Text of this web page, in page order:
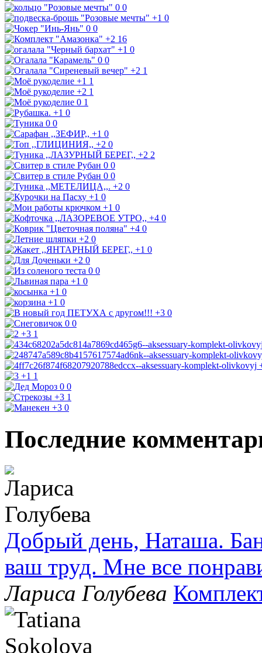
0 0
+1 0
0 0
+2 16
+1 0
0 0
+2 1
+1 1
+2 1
0 1
+1 0
0 0
+1 0
+2 0
+2 2
0 0
0 0
+2 0
+1 0
+1 0
+4 0
+4 0
+2 0
+1 0
+2 0
0 0
+1 0
+1 0
+1 0
+3 0
0 0
+3 1
+1 1
0 0
+3 1
+3 0
Последние
Добрый день, Наташа.
ваш труд. Мне все
Лариса Голубева